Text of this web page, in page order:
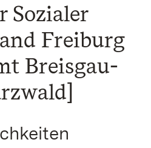
Sozialer
Freiburg
Breisgau-